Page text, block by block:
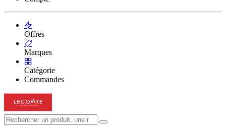
Offres
Marques
Catégorie
Commandes